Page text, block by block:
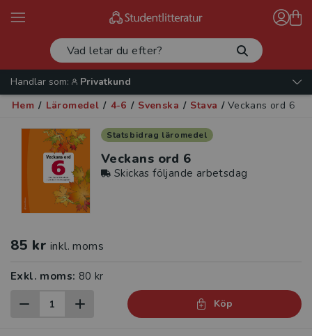
Handlar som:
Privatkund
Hem / Läromedel / 4-6 / Svenska / Stava / Veckans ord 6
Statsbidrag läromedel
Veckans ord 6
Skickas följande arbetsdag
85 kr inkl. moms
Exkl. moms: 80 kr
Köp